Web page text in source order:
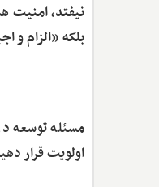
نیفتد، امنیت
بلکه «الزام و
مسئله توسعه
اولویت قرار